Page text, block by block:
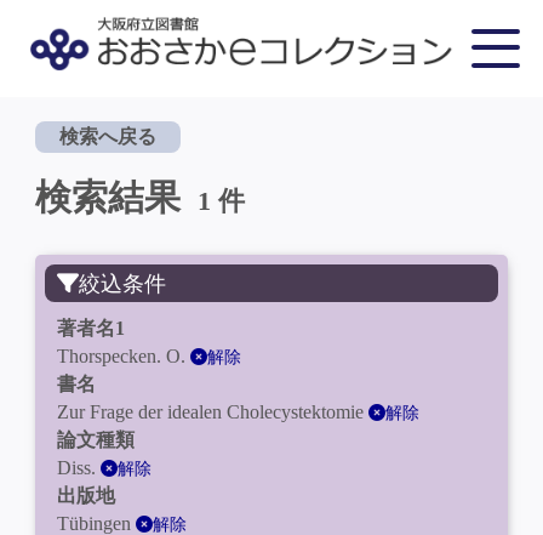
検索へ戻る
検索結果 1 件
絞込条件
著者名1
Thorspecken. O.
解除
書名
Zur Frage der idealen Cholecystektomie
解除
論文種類
Diss.
解除
出版地
Tübingen
解除